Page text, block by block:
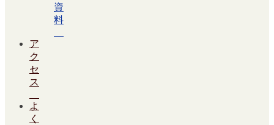
資
料
ア
ク
セ
ス
よ
く